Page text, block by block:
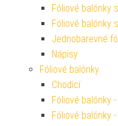
Fóliové balónky
Fóliové balónky
Jednobarevné
Nápisy
Fóliové balónky
Chodící
Fóliové balónky
Fóliové balónky